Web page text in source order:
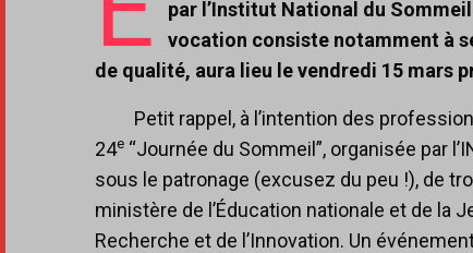
par l’Institut National du
vocation consiste notamment à
de qualité, aura lieu le vendredi 15 mars
Petit rappel, à l’intention des
24e “Journée du Sommeil”, organisée par
sous le patronage (excusez du peu !), de
ministère de l’Éducation nationale et de la
Recherche et de l’Innovation. Un